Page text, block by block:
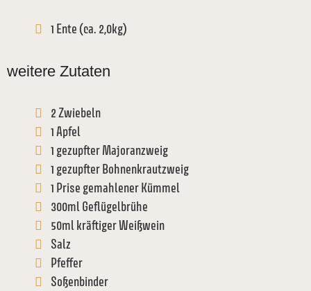
1 Ente (ca. 2,0kg)
weitere Zutaten
2 Zwiebeln
1 Apfel
1 gezupfter Majoranzweig
1 gezupfter Bohnenkrautzweig
1 Prise gemahlener Kümmel
300ml Geflügelbrühe
50ml kräftiger Weißwein
Salz
Pfeffer
Soßenbinder